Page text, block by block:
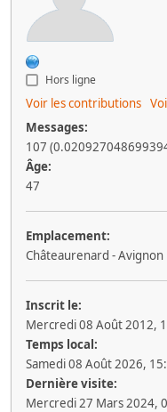
Hors ligne
Voir les contributions
Messages:
107
Âge:
47
Emplacement:
Châteaurenard - Avignon
Inscrit le:
Mercredi 08 Août 2012,
Temps local:
Samedi 08 Août 2026,
Dernière visite:
Mercredi 27 Mars 2024,